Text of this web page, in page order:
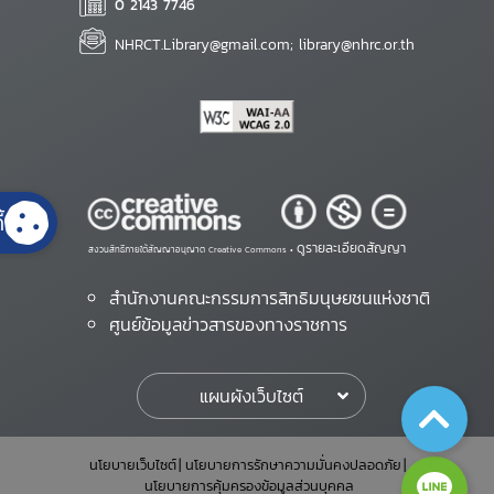
0 2143 7746
NHRCT.Library@gmail.com; library@nhrc.or.th
สงวนสิทธิ์ภายใต้สัญญาอนุญาต Creative Commons • ดูรายละเอียดสัญญา
สำนักงานคณะกรรมการสิทธิมนุษยชนแห่งชาติ
ศูนย์ข้อมูลข่าวสารของทางราชการ
แผนผังเว็บไซต์
นโยบายเว็บไซต์ นโยบายการรักษาความมั่นคงปลอดภัย
นโยบายการคุ้มครองข้อมูลส่วนบุคคล